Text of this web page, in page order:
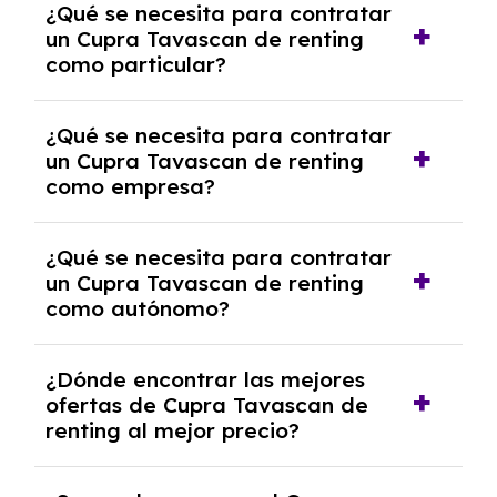
pero puede haber penalizaciones por
cancelación anticipada. Es importante revisar
las condiciones del contrato y hablar con un
experto que te asesore.
¿Qué se necesita para contratar
un Cupra Tavascan de renting
como particular?
y, en algunos casos, una consulta de solvencia
crediticia y un pago inicial.
¿Qué se necesita para contratar
un Cupra Tavascan de renting
como empresa?
documentación financiera y, en algunos
casos, un informe de solvencia de la empresa
y un pago inicial.
¿Qué se necesita para contratar
un Cupra Tavascan de renting
como autónomo?
autónomos, justificante de ingresos y, en
algunos casos, un informe fiscal y un pago
inicial.
¿Dónde encontrar las mejores
ofertas de Cupra Tavascan de
renting al mejor precio?